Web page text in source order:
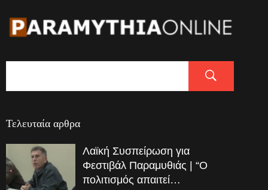
Τελευταία αρθρα
Λαϊκή Συσπείρωση για
Φεστιβάλ Παραμυθιάς | “Ο
πολιτισμός απαιτεί…